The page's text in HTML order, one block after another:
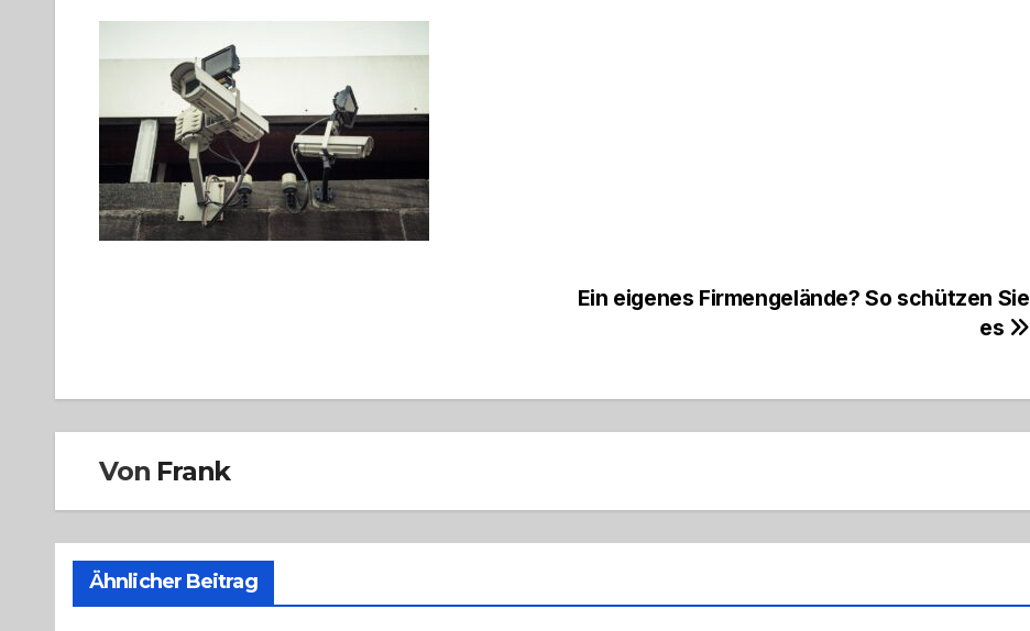
Ein eigenes Firmengelände? So schützen Sie
es
Von Frank
Ähnlicher Beitrag